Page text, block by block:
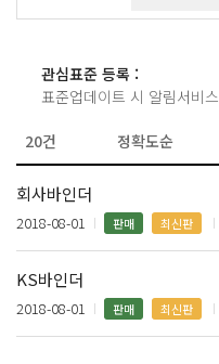
관심표준 등록 :
표준업데이트 시 알림서비스
회사바인더
2018-08-01 판매 최신판
KS바인더
2018-08-01 판매 최신판